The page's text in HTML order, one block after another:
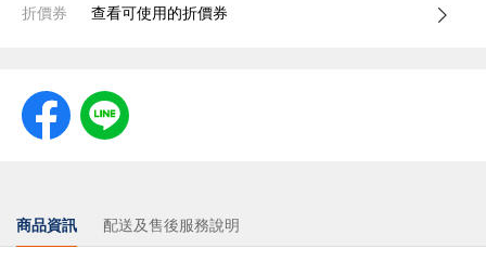
折價券 查看可使用的折價券
商品資訊 配送及售後服務說明